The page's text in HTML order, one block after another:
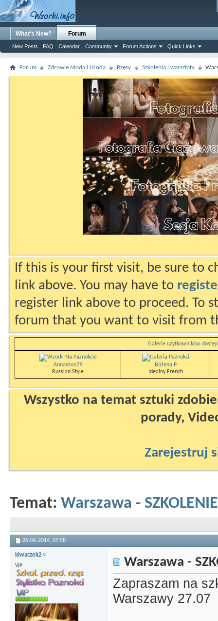
What's New? Forum
New Posts FAQ Calendar Community Forum Actions Quick Links
Forum Zdrowie Moda i Uroda Rzęsy Szkolenia i warsztaty
If this is your first visit, be sure to
link above. You may have to
register link above to proceed. To
forum that you want to visit from
Galerie użytkowników
Annamon79
Russian Style
Bożena P
Idealny French
Wszystko na temat sztuki
porady,
Zarejestruj
Temat: Warszawa -
26-06-2014, 07:58
kiwaczek2
VIP Warszawa -
Zapraszam na
Warszawy 27.07